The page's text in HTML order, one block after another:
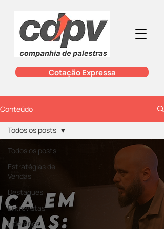
Cotação Expressa
Conteúdo
Todos os posts
Estratégias de
Vendas
Destaques
Entrevistas
Liderança
Todos os posts